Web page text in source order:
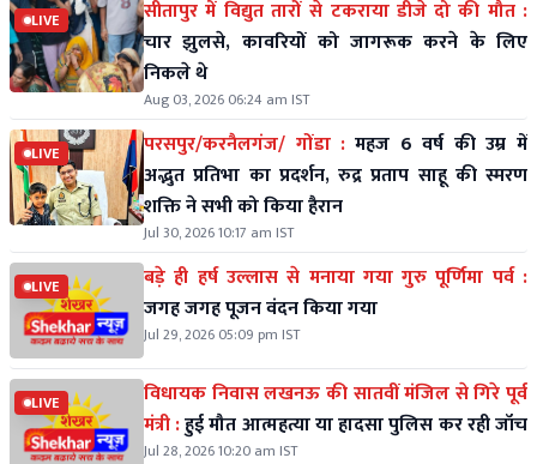
LIVE
सीतापुर में विद्युत तारों से टकराया डीजे दो की मौत :
चार झुलसे, कावरियों को जागरूक करने के लिए
निकले थे
Aug 03, 2026 06:24 am IST
LIVE परसपुर/करनैलगंज/ गोंडा : महज 6 वर्ष की उम्र में
अद्भुत प्रतिभा का प्रदर्शन, रुद्र प्रताप साहू की स्मरण
शक्ति ने सभी को किया हैरान
Jul 30, 2026 10:17 am IST
LIVE
बड़े ही हर्ष उल्लास से मनाया गया गुरु पूर्णिमा पर्व :
जगह जगह पूजन वंदन किया गया
Jul 29, 2026 05:09 pm IST
LIVE
विधायक निवास लखनऊ की सातवीं मंजिल से गिरे पूर्व
मंत्री :हुई मौत आत्महत्या या हादसा पुलिस कर रही जॉच
Jul 28, 2026 10:20 am IST